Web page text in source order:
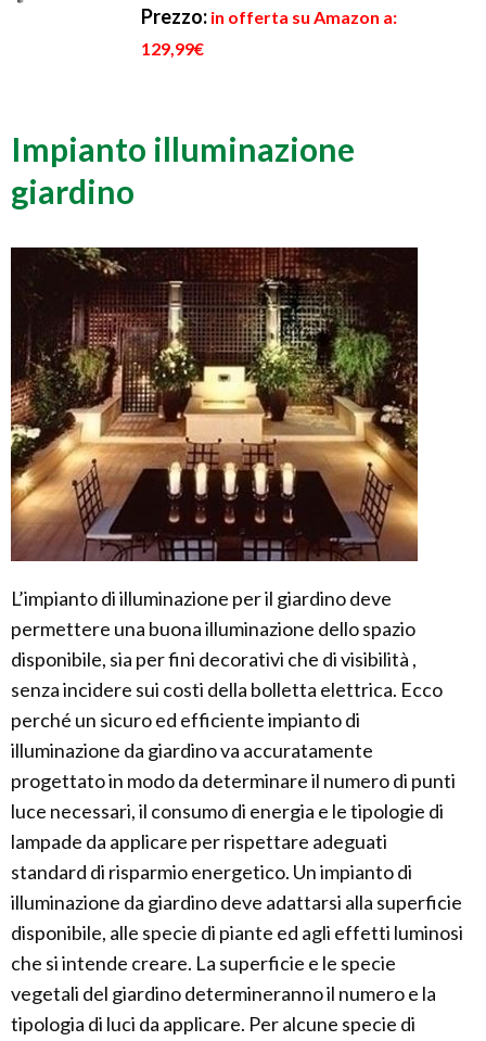
Prezzo: in offerta su Amazon a:
129,99€
Impianto illuminazione
giardino
L’impianto di illuminazione per il giardino deve
permettere una buona illuminazione dello spazio
disponibile, sia per fini decorativi che di visibilità ,
senza incidere sui costi della bolletta elettrica. Ecco
perché un sicuro ed efficiente impianto di
illuminazione da giardino va accuratamente
progettato in modo da determinare il numero di punti
luce necessari, il consumo di energia e le tipologie di
lampade da applicare per rispettare adeguati
standard di risparmio energetico. Un impianto di
illuminazione da giardino deve adattarsi alla superficie
disponibile, alle specie di piante ed agli effetti luminosi
che si intende creare. La superficie e le specie
vegetali del giardino determineranno il numero e la
tipologia di luci da applicare. Per alcune specie di